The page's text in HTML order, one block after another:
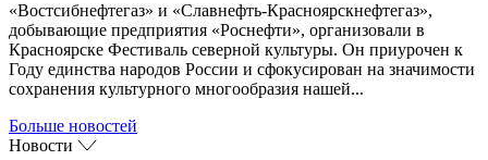
«Востсибнефтегаз» и «Славнефть-Красноярскнефтегаз»,
добывающие предприятия «Роснефти», организовали в
Красноярске Фестиваль северной культуры. Он приурочен к
Году единства народов России и сфокусирован на значимости
сохранения культурного многообразия нашей...
Больше новостей
Новости